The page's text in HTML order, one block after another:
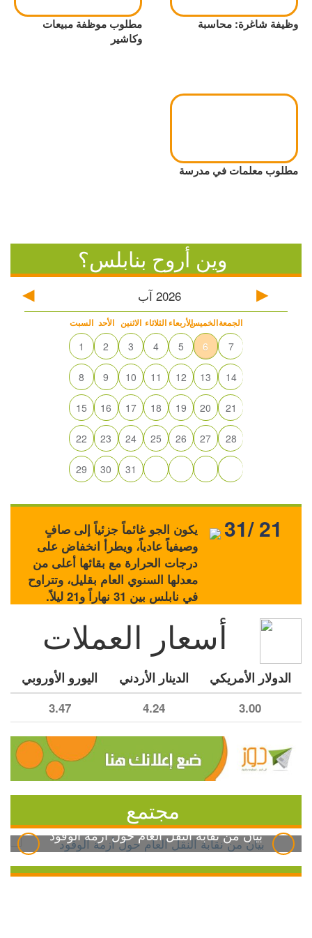
وظيفة شاغرة: محاسبة
مطلوب موظفة مبيعات
وكاشير
مطلوب معلمات في مدرسة
وين أروح بنابلس؟
2026 آب
السبت الأحد الاثنين الثلاثاء الأربعاءالخميسالجمعة
1 2 3 4 5 6 7
8 9 10 11 12 13 14
15 16 17 18 19 20 21
22 23 24 25 26 27 28
29 30 31
يكون الجو غائماً جزئياً إلى صافٍ
وصيفياً عادياً، ويطرأ انخفاض على
درجات الحرارة مع بقائها أعلى من
معدلها السنوي العام بقليل، وتتراوح
في نابلس بين 31 نهاراً و21 ليلاً.
31/ 21
أسعار العملات
الدولار الأمريكي الدينار الأردني اليورو الأوروبي
3.00
4.24
3.47
مجتمع
بيان من نقابة النقل العام حول أزمة الوقود